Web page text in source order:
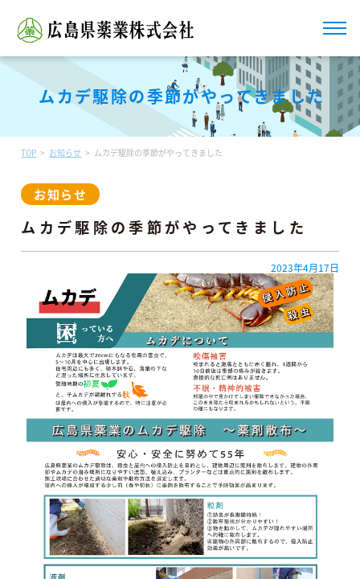
ムカデ駆除の季節がやってきました
TOP お知らせ ムカデ駆除の季節がやってきました
お知らせ
ムカデ駆除の季節がやってきました
2023年4月17日